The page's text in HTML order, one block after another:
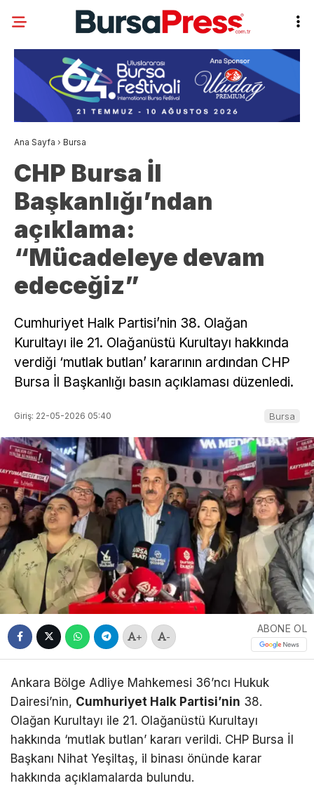
Ana Sayfa › Bursa
CHP Bursa İl
Başkanlığı’ndan
açıklama:
“Mücadeleye devam
edeceğiz”
Cumhuriyet Halk Partisi’nin 38. Olağan
Kurultayı ile 21. Olağanüstü Kurultayı hakkında
verdiği ‘mutlak butlan’ kararının ardından CHP
Bursa İl Başkanlığı basın açıklaması düzenledi.
Giriş: 22-05-2026 05:40 Bursa
+ -
ABONE OL
Ankara Bölge Adliye Mahkemesi 36’ncı Hukuk
Dairesi’nin, Cumhuriyet Halk Partisi’nin 38.
Olağan Kurultayı ile 21. Olağanüstü Kurultayı
hakkında ‘mutlak butlan’ kararı verildi. CHP Bursa İl
Başkanı Nihat Yeşiltaş, il binası önünde karar
hakkında açıklamalarda bulundu.